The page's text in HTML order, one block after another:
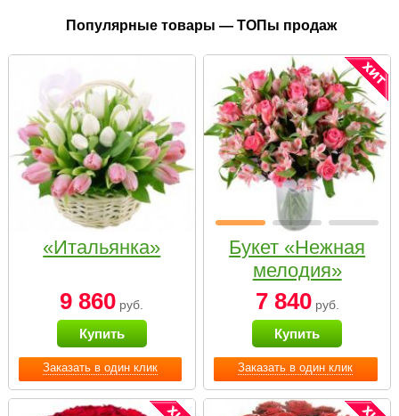
Популярные товары — ТОПы продаж
Заказать в один клик
«Итальянка»
9 860 руб.
Купить
Заказать в один клик
Букет «Нежная
мелодия»
7 840руб.
Купить